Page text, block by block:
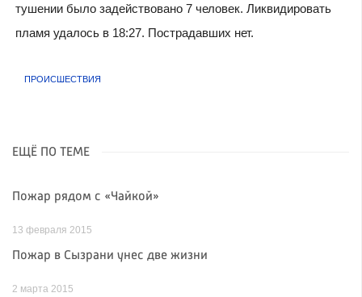
тушении было задействовано 7 человек. Ликвидировать
пламя удалось в 18:27. Пострадавших нет.
ПРОИСШЕСТВИЯ
ЕЩЁ ПО ТЕМЕ
Пожар рядом с «Чайкой»
13 февраля 2015
Пожар в Сызрани унес две жизни
2 марта 2015